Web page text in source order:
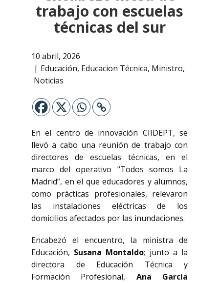
trabajo con escuelas
técnicas del sur
10 abril, 2026
Educación, Educacion Técnica, Ministro,
Noticias
En el centro de innovación CIIDEPT, se
llevó a cabo una reunión de trabajo con
directores de escuelas técnicas, en el
marco del operativo “Todos somos La
Madrid”, en el que educadores y alumnos,
como prácticas profesionales, relevaron
las instalaciones eléctricas de los
domicilios afectados por las inundaciones.
Encabezó el encuentro, la ministra de
Educación, Susana Montaldo; junto a la
directora de Educación Técnica y
Formación Profesional, Ana García